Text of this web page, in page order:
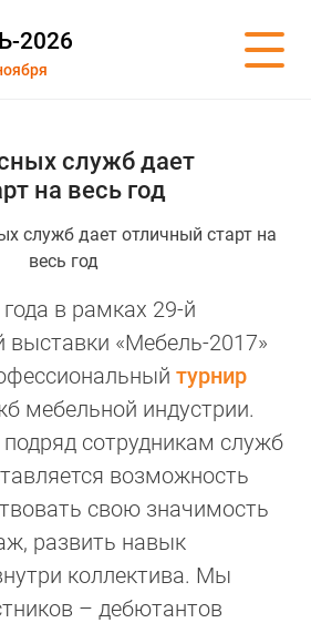
2026
служб дает
на весь год
в рамках 29-й
«Мебель-2017»
турнир
мебельной индустрии.
сотрудникам служб
возможность
свою значимость
развить навык
коллектива. Мы
– дебютантов